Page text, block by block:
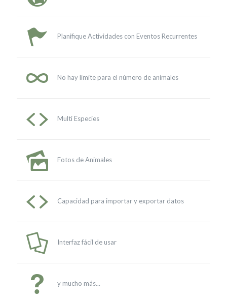
Planifique Actividades con Eventos Recurrentes
No hay límite para el número de animales
Multi Especies
Fotos de Animales
Capacidad para importar y exportar datos
Interfaz fácil de usar
y mucho más...